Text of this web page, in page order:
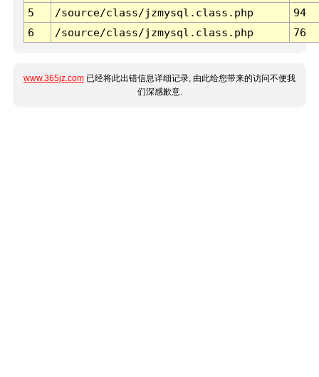
5
/source/class/jzmysql.class.php
94
6
/source/class/jzmysql.class.php 76
www.365jz.com 已经将此出错信息详细记录, 由此给您带来的访问不便我
们深感歉意.